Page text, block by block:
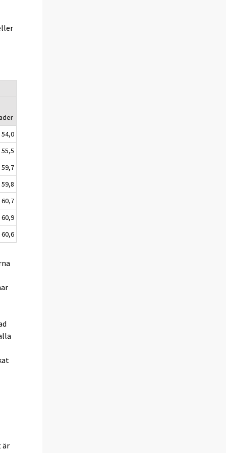
54,0
55,5
59,7
59,8
60,7
60,9
60,6
är